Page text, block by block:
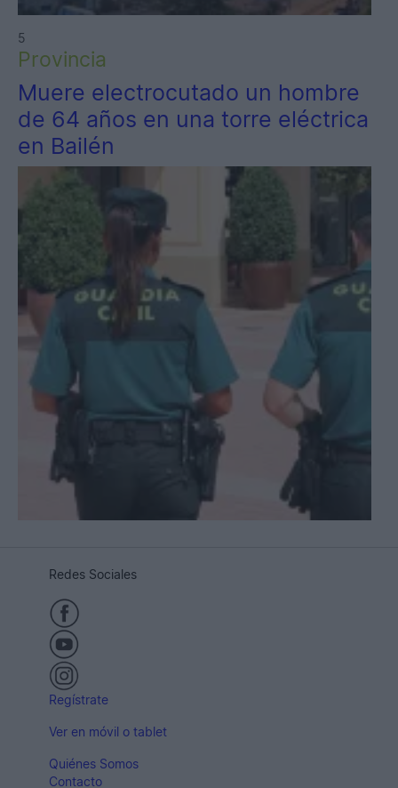
5
Provincia
Muere electrocutado un hombre
de 64 años en una torre eléctrica
en Bailén
Redes Sociales
Regístrate
Ver en móvil o tablet
Quiénes Somos
Contacto